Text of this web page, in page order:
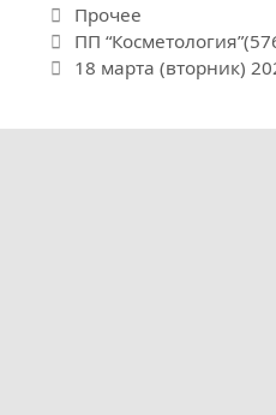
Рубрики
Прочее
ПП
18 марта (вторник)